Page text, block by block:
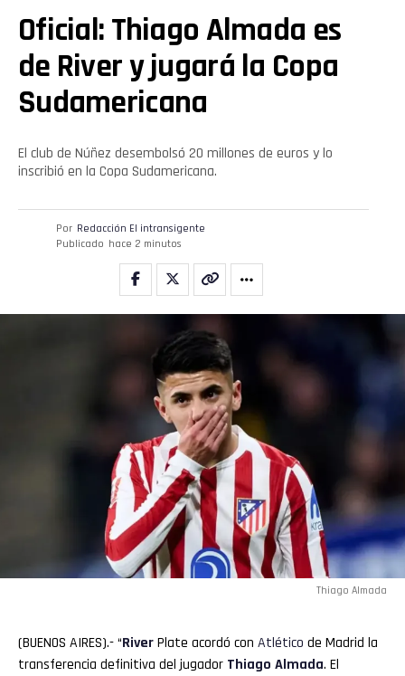
Oficial: Thiago Almada es
de River y jugará la Copa
Sudamericana
El club de Núñez desembolsó 20 millones de euros y lo
inscribió en la Copa Sudamericana.
Por Redacción El intransigente
Publicado hace 2 minutos
Thiago Almada
(BUENOS AIRES).- “RiverPlate acordó con Atlético de Madrid la
transferencia definitiva del jugador Thiago Almada. El
Reddit
Whatsapp
Email